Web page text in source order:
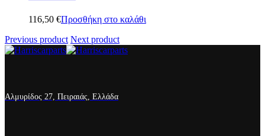
116,50 €Προσθήκη στο καλάθι
Previous product Next product
Αλμυρίδος 27, Πειραιάς, Ελλάδα